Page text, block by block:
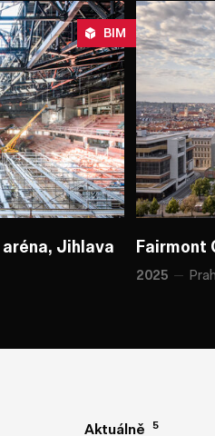
Jihlava
Jihlava
BIM
Fairmont
Fairmont
2025
Aktuálně 5
Aktuálně 5